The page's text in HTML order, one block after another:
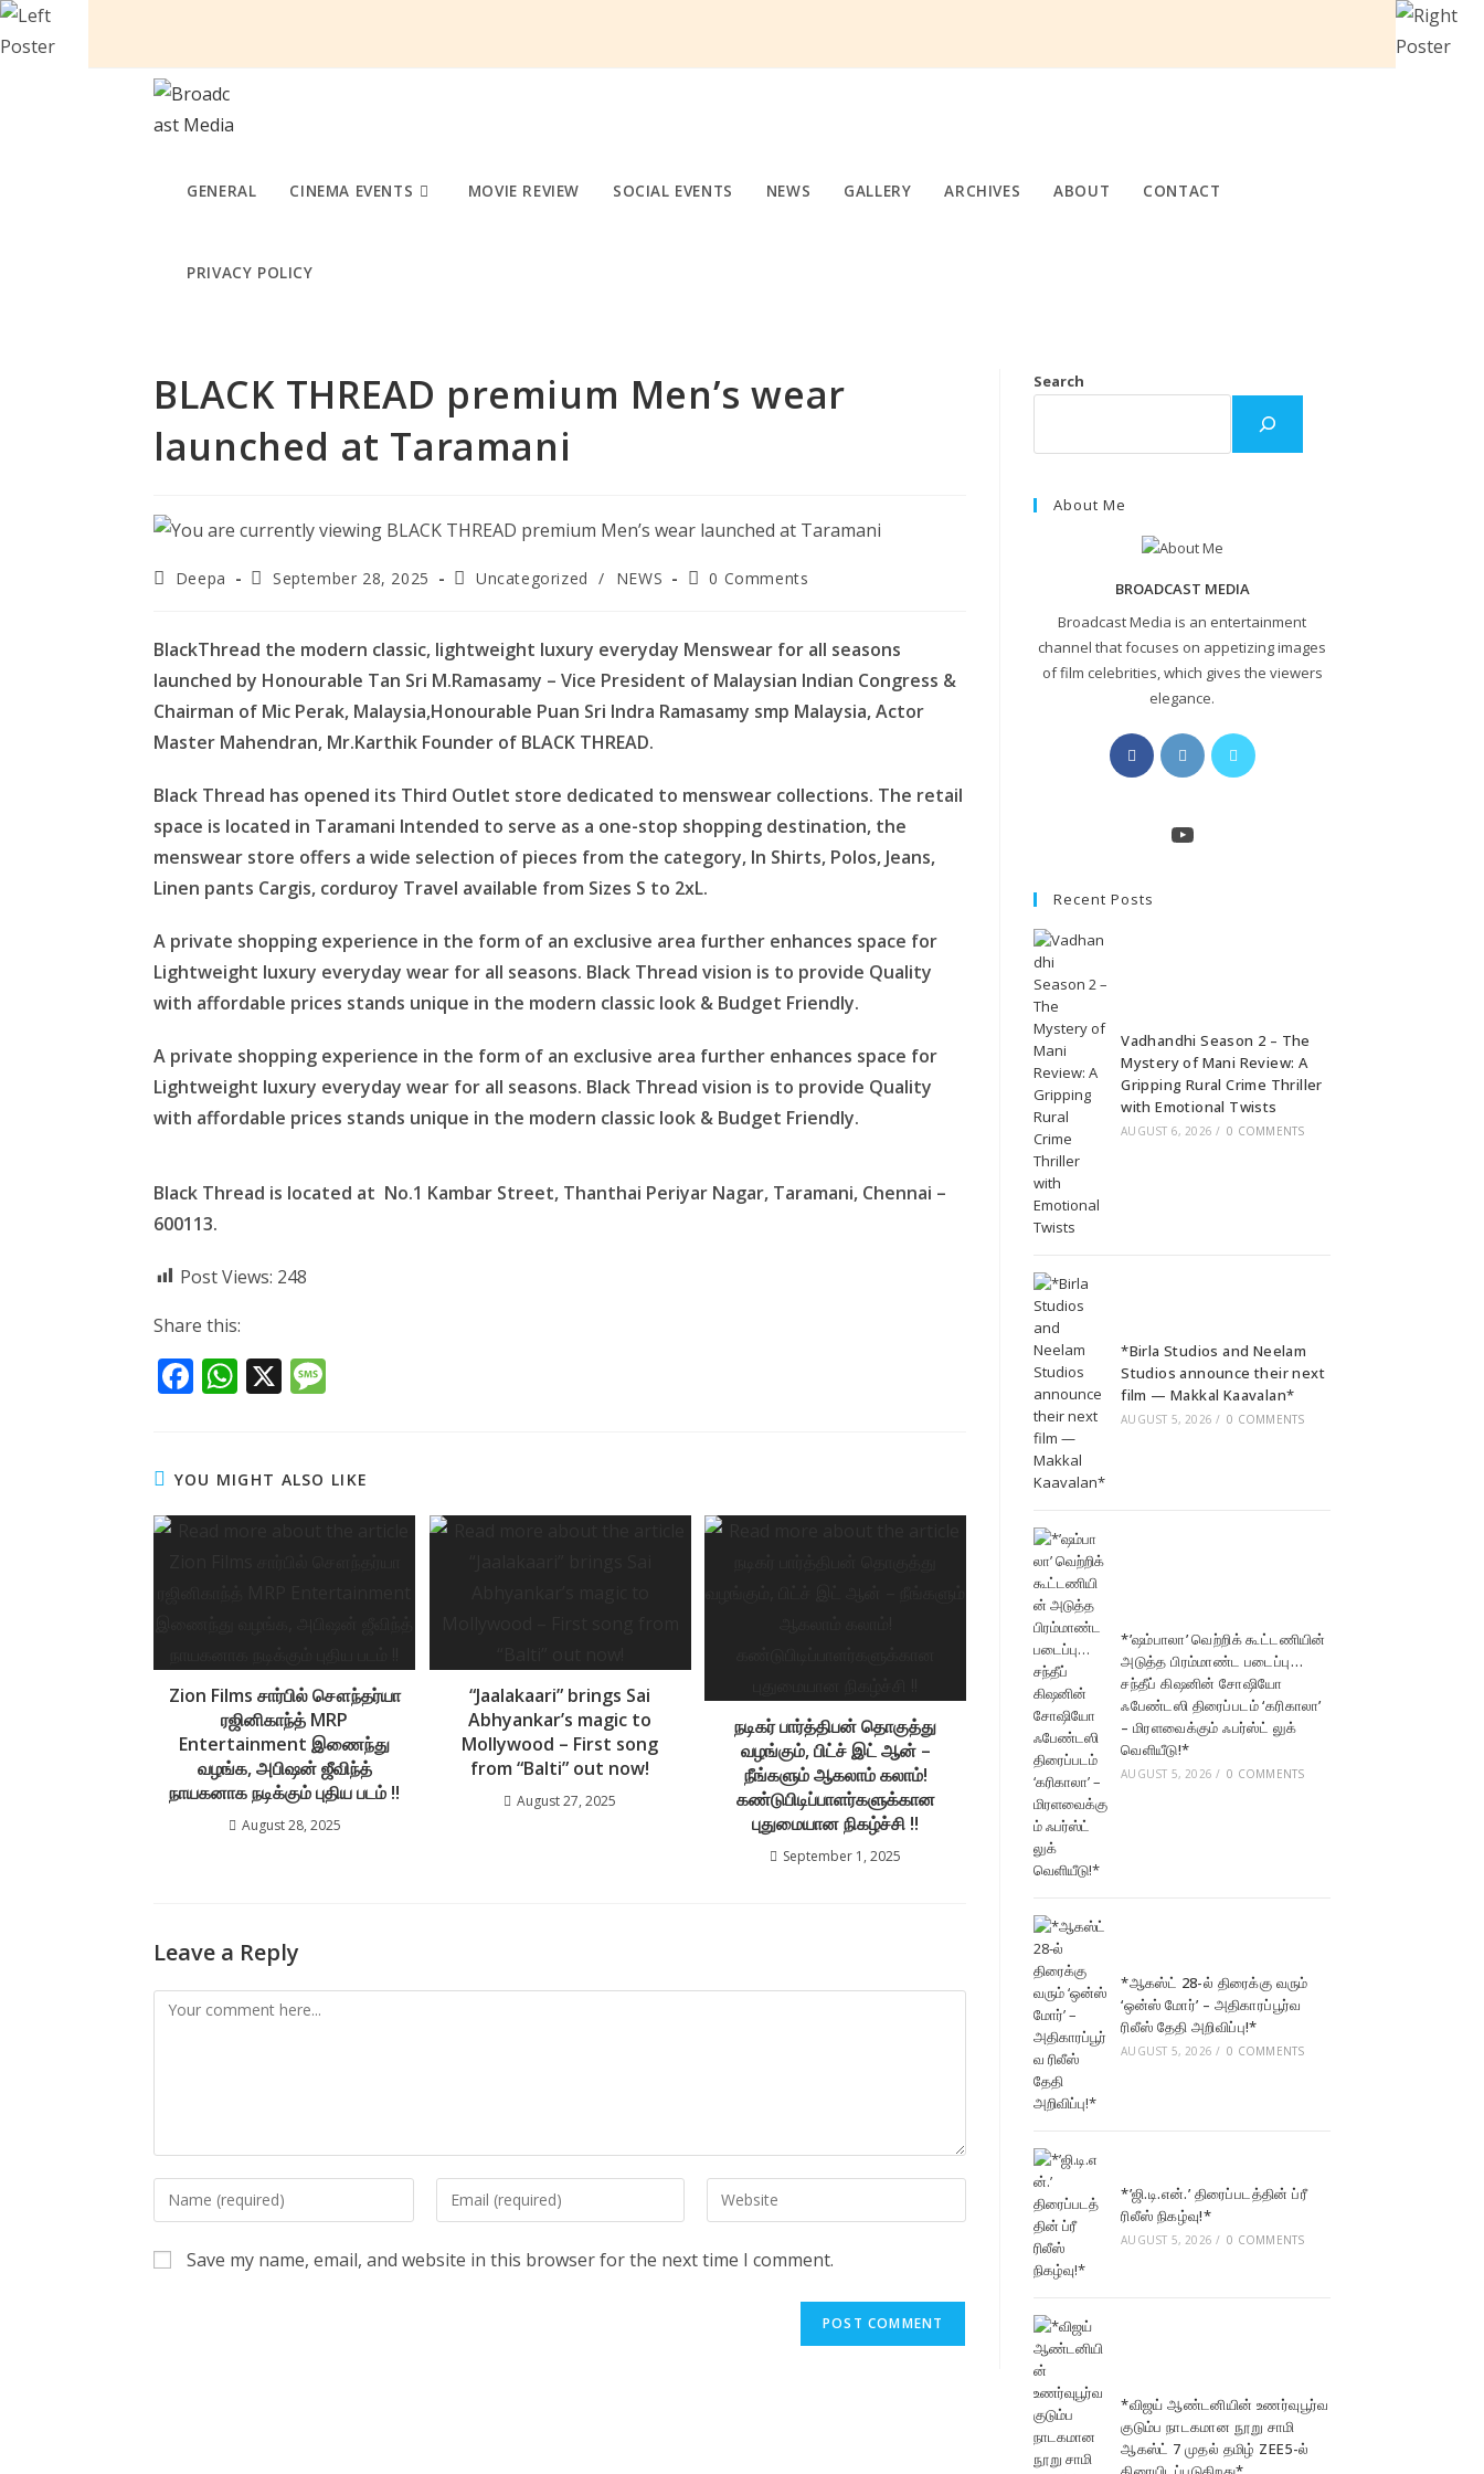
content
GENERAL CINEMA EVENTS MOVIE REVIEW SOCIAL EVENTS NEWS GALLERY ARCHIVES ABOUT CONTACT
PRIVACY POLICY
BLACK THREAD premium Men’s wear
launched at Taramani
PostDeepa
PostSeptember 28, 2025
PostUncategorized / NEWS
Post0 Comments
BlackThread the modern classic, lightweight luxury everyday Menswear for all seasons
launched by Honourable Tan Sri M.Ramasamy – Vice President of Malaysian Indian Congress &
Chairman of Mic Perak, Malaysia,Honourable Puan Sri Indra Ramasamy smp Malaysia, Actor
Master Mahendran, Mr.Karthik Founder of BLACK THREAD.
Black Thread has opened its Third Outlet store dedicated to menswear collections. The retail
space is located in Taramani Intended to serve as a one-stop shopping destination, the
menswear store offers a wide selection of pieces from the category, In Shirts, Polos, Jeans,
Linen pants Cargis, corduroy Travel available from Sizes S to 2xL.
A private shopping experience in the form of an exclusive area further enhances space for
Lightweight luxury everyday wear for all seasons. Black Thread vision is to provide Quality
with affordable prices stands unique in the modern classic look & Budget Friendly.
A private shopping experience in the form of an exclusive area further enhances space for
Lightweight luxury everyday wear for all seasons. Black Thread vision is to provide Quality
with affordable prices stands unique in the modern classic look & Budget Friendly.
Black Thread is located at No.1 Kambar Street, Thanthai Periyar Nagar, Taramani, Chennai –
600113.
Post Views: 248
Share this:
F
b
o
W
s
A
X
a
g
YOU MIGHT ALSO LIKE
Zion Films சார்பில் சௌந்தர்யா
ரஜினிகாந்த் MRP
Entertainment இணைந்து
வழங்க, அபிஷன் ஜீவிந்த்
நாயகனாக நடிக்கும் புதிய படம் !!
August 28, 2025
“Jaalakaari” brings Sai
Abhyankar’s magic to
Mollywood – First song
from “Balti” out now!
August 27, 2025
நடிகர் பார்த்திபன் தொகுத்து
வழங்கும், பிட்ச் இட் ஆன் –
நீங்களும் ஆகலாம் கலாம்!
கண்டுபிடிப்பாளர்களுக்கான
புதுமையான நிகழ்ச்சி !!
September 1, 2025
Leave a Reply
Comment
Enter
your
or
Enter
your
address
Enter
your
URL
Save my name, email, and website in this browser for the next time I comment.
Search
About Me
BROADCAST MEDIA
Broadcast Media is an entertainment
channel that focuses on appetizing images
of film celebrities, which gives the viewers
elegance.
Opens
in
new
Opens
in
Opens
YouTube
Recent Posts
Vadhandhi Season 2 – The
Mystery of Mani Review: A
Gripping Rural Crime Thriller
with Emotional Twists
AUGUST 6, 2026 / 0 COMMENTS
*Birla Studios and Neelam
Studios announce their next
film — Makkal Kaavalan*
AUGUST 5, 2026 / 0 COMMENTS
*’ஷம்பாலா’ வெற்றிக் கூட்டணியின்
அடுத்த பிரம்மாண்ட படைப்பு…
சந்தீப் கிஷனின் சோஷியோ
ஃபேண்டஸி திரைப்படம் ‘கரிகாலா’
– மிரளவைக்கும் ஃபர்ஸ்ட் லுக்
வெளியீடு!*
AUGUST 5, 2026 / 0 COMMENTS
*ஆகஸ்ட் 28-ல் திரைக்கு வரும்
‘ஒன்ஸ் மோர்’ – அதிகாரப்பூர்வ
ரிலீஸ் தேதி அறிவிப்பு!*
AUGUST 5, 2026 / 0 COMMENTS
*’ஜி.டி.என்.’ திரைப்படத்தின் ப்ரீ
ரிலீஸ் நிகழ்வு!*
AUGUST 5, 2026 / 0 COMMENTS
*விஜய் ஆண்டனியின் உணர்வுபூர்வ
குடும்ப நாடகமான நூறு சாமி
ஆகஸ்ட் 7 முதல் தமிழ் ZEE5-ல்